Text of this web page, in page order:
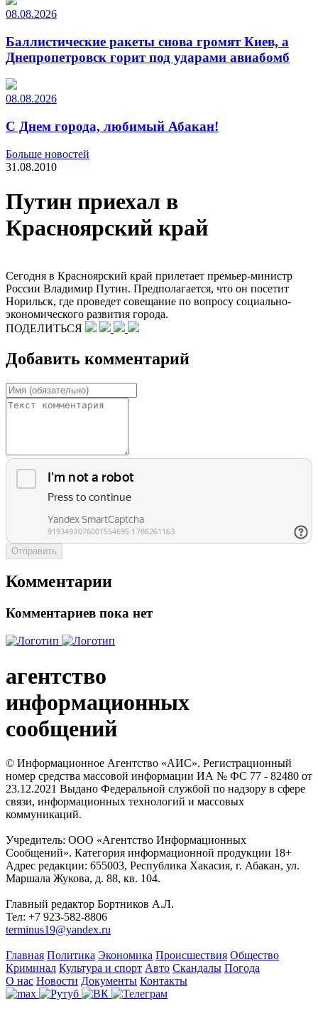
08.08.2026
Баллистические ракеты снова громят Киев, а
Днепропетровск горит под ударами авиабомб
08.08.2026
С Днем города, любимый Абакан!
Больше новостей
31.08.2010
Путин приехал в
Красноярский край
Сегодня в Красноярский край прилетает премьер-министр
России Владимир Путин. Предполагается, что он посетит
Норильск, где проведет совещание по вопросу социально-
экономического развития города.
ПОДЕЛИТЬСЯ
Добавить комментарий
Отправить
Комментарии
Комментариев пока нет
агентство
информационных
сообщений
© Информационное Агентство «АИС». Регистрационный
номер средства массовой информации ИА № ФС 77 - 82480 от
23.12.2021 Выдано Федеральной службой по надзору в сфере
связи, информационных технологий и массовых
коммуникаций.
Учредитель: ООО «Агентство Информационных
Сообщений». Категория информационной продукции 18+
Адрес редакции: 655003, Республика Хакасия, г. Абакан, ул.
Маршала Жукова, д. 88, кв. 104.
Главный редактор Бортников А.Л.
Тел: +7 923-582-8806
terminus19@yandex.ru
Главная Политика Экономика Происшествия Общество
Криминал Культура и спорт Авто Скандалы Погода
О нас Новости Документы Контакты